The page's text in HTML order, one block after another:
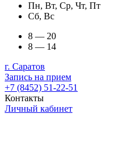
Пн, Вт, Ср, Чт, Пт
Сб, Вс
8 — 20
8 — 14
г. Саратов
Запись на прием
+7 (8452) 51-22-51
Контакты
Личный кабинет